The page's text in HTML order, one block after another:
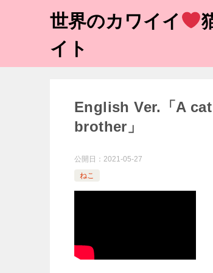
世界のカワイイ
イト
English Ver.「A
brother」
公開日： 2021-05-27
ねこ